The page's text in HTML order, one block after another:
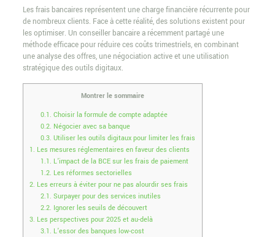
Les frais bancaires représentent une charge financière récurrente pour
de nombreux clients. Face à cette réalité, des solutions existent pour
les optimiser. Un conseiller bancaire a récemment partagé une
méthode efficace pour réduire ces coûts trimestriels, en combinant
une analyse des offres, une négociation active et une utilisation
stratégique des outils digitaux.
Montrer le sommaire
0.1. Choisir la formule de compte adaptée
0.2. Négocier avec sa banque
0.3. Utiliser les outils digitaux pour limiter les frais
1. Les mesures réglementaires en faveur des clients
1.1. L’impact de la BCE sur les frais de paiement
1.2. Les réformes sectorielles
2. Les erreurs à éviter pour ne pas alourdir ses frais
2.1. Surpayer pour des services inutiles
2.2. Ignorer les seuils de découvert
3. Les perspectives pour 2025 et au-delà
3.1. L’essor des banques low-cost